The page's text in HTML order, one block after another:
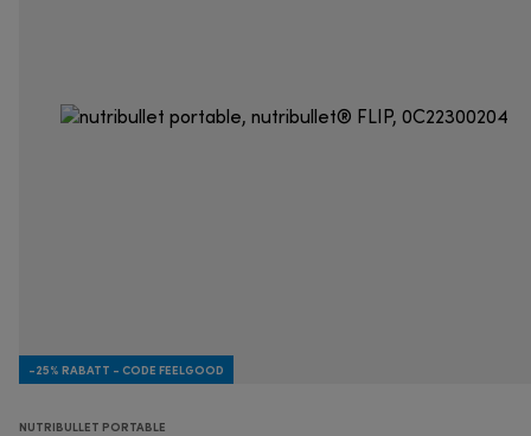
-25% RABATT - CODE FEELGOOD
NUTRIBULLET PORTABLE